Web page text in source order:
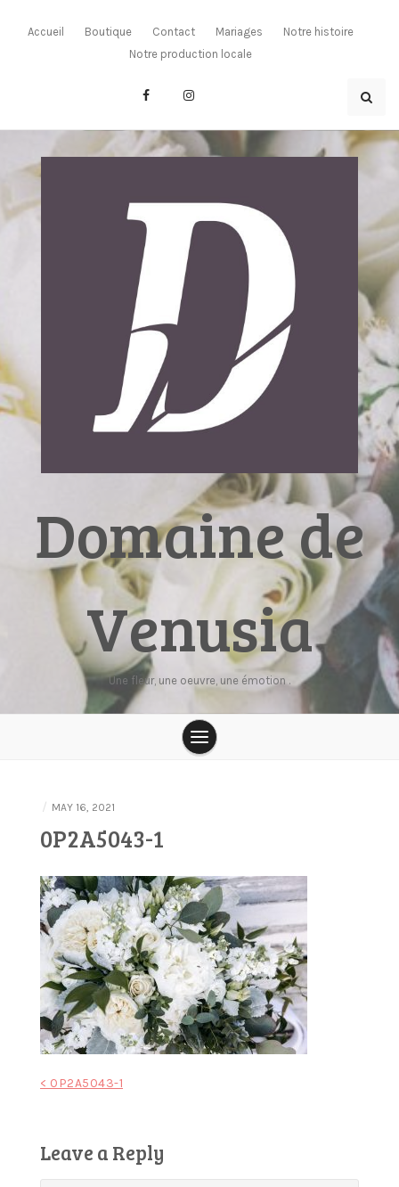
Accueil Boutique Contact Mariages
Notre histoire
Notre production locale
Domaine de
Venusia
Une fleur, une oeuvre, une émotion .
/ MAY 16, 2021
0P2A5043-1
Post< 0P2A5043-1
Leave a Reply